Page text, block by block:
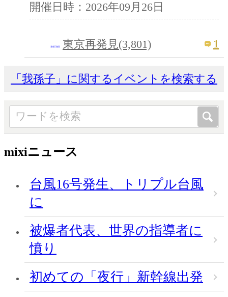
開催日時：2026年09月26日
東京再発見(3,801) 1
「我孫子」に関するイベントを検索する
mixiニュース
台風16号発生、トリプル台風
に
被爆者代表、世界の指導者に
憤り
初めての「夜行」新幹線出発